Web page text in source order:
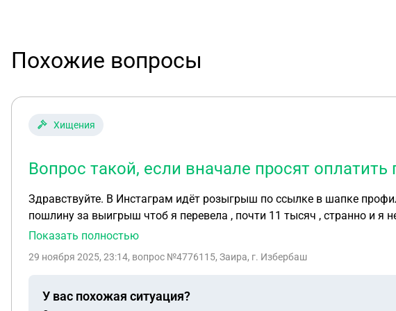
Похожие вопросы
Хищения
Вопрос такой, если вначале просят
Здравствуйте. В Инстаграм идёт розыгрыш по ссылке в шапке профиля от Гоар ,закидывают на розыгрыш ,там три попытки , я выиграла 290 тыс , они хотят
пошлину за выигрыш чтоб я перевела , почти 11 тысяч , странно и я не хочу
Смущает то что в шапке профиля Гоар такая ссылка и в сториз она
нормально или мошенники ?
Показать полностью
29 ноября 2025, 23:14, вопрос №4776115, Заира, г. Избербаш
У вас похожая ситуация?